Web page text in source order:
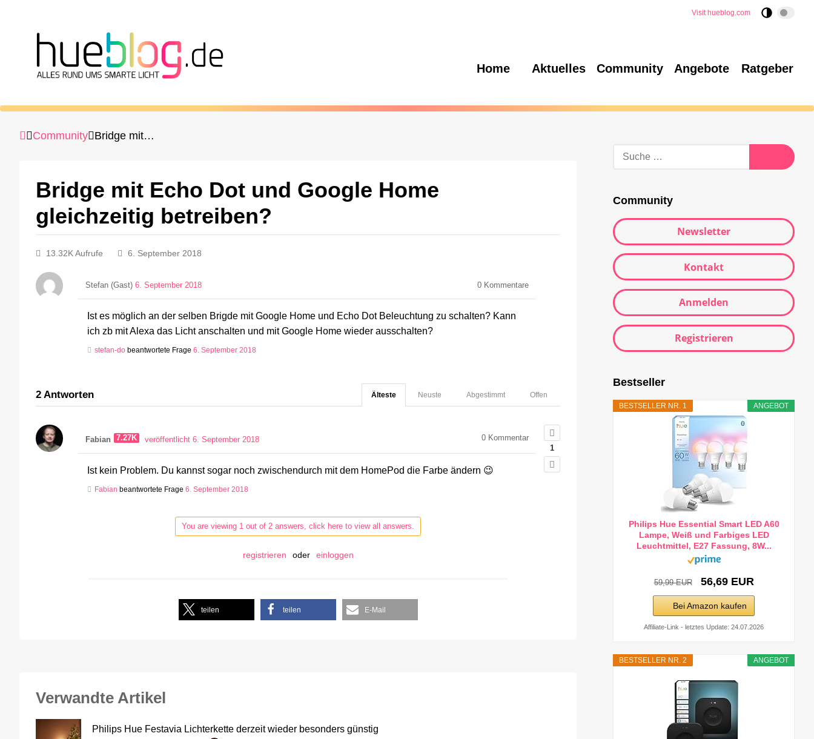
Visit hueblog.com
Home Aktuelles Community Angebote Ratgeber
Community Bridge mit Echo Dot und Google Home gleichzeitig betreiben?
Bridge mit Echo Dot und Google Home
gleichzeitig betreiben?
13.32K Aufrufe 6. September 2018
Stefan (Gast) 6. September 2018 0 Kommentare
Ist es möglich an der selben Brigde mit Google Home und Echo Dot Beleuchtung zu schalten? Kann
ich zb mit Alexa das Licht anschalten und mit Google Home wieder ausschalten?
stefan-do beantwortete Frage 6. September 2018
2 Antworten Offen
Abgestimmt
Neuste
Älteste
1
Fabian 7.27K veröffentlicht 6. September 2018 0 Kommentar
Ist kein Problem. Du kannst sogar noch zwischendurch mit dem HomePod die Farbe ändern 😉
Fabian beantwortete Frage 6. September 2018
You are viewing 1 out of 2 answers, click here to view all answers.
registrieren oder einloggen
teilen teilen E-Mail
Verwandte Artikel
Philips Hue Festavia Lichterkette derzeit wieder besonders günstig
Community
Newsletter
Kontakt
Anmelden
Registrieren
Bestseller
ANGEBOT
BESTSELLER NR. 1
Philips Hue Essential Smart LED A60
Lampe, Weiß und Farbiges LED
Leuchtmittel, E27 Fassung, 8W...
59,99 EUR 56,69 EUR
Bei Amazon kaufen
Affiliate-Link - letztes Update: 24.07.2026
ANGEBOT
BESTSELLER NR. 2